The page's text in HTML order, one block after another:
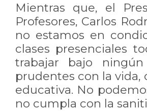
Mientras que, el
Profesores, Carlos
no estamos en
clases presenciales
trabajar bajo
prudentes con la
educativa. No
no cumpla con la